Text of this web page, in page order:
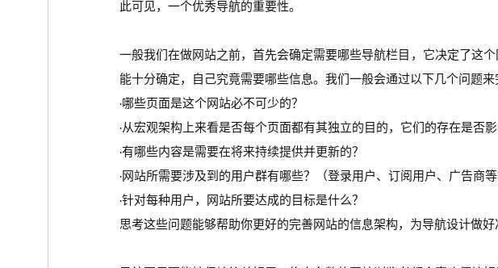
此可见，一个优秀导航的重要性。
一般我们在做网站之前，首先会确定需要哪些导航栏目，它决定了这
能十分确定，自己究竟需要哪些信息。我们一般会通过以下几个问题来
·哪些页面是这个网站必不可少的？
·从宏观架构上来看是否每个页面都有其独立的目的，它们的存在是否
·有哪些内容是需要在将来持续提供并更新的？
·网站所需要涉及到的用户群有哪些？（登录用户、订阅用户、广告商等
·针对每种用户，网站所要达成的目标是什么？
思考这些问题能够帮助你更好的完善网站的信息架构，为导航设计做好